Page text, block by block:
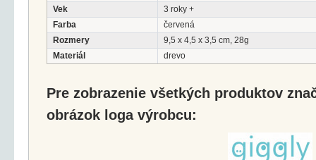
Vek
3 roky +
Farba
červená
Rozmery
9,5 x 4,5 x 3,5 cm, 28g
Materiál
drevo
Pre zobrazenie všetkých produktov
obrázok loga výrobcu: